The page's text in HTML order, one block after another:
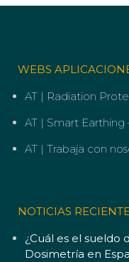
WEBS
AT | Radiation
AT | Smart
AT | Trabaja con
NOTICIAS
¿Cuál es el sueldo
Dosimetría en